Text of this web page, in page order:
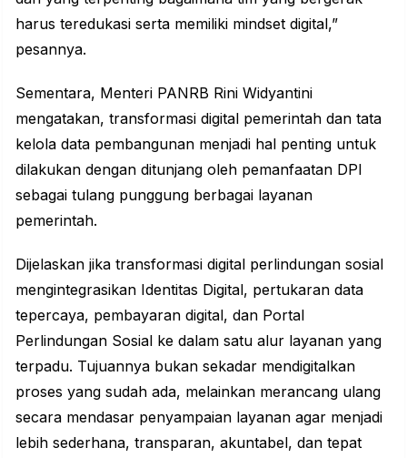
harus teredukasi serta memiliki mindset digital,”
pesannya.
Sementara, Menteri PANRB Rini Widyantini
mengatakan, transformasi digital pemerintah dan tata
kelola data pembangunan menjadi hal penting untuk
dilakukan dengan ditunjang oleh pemanfaatan DPI
sebagai tulang punggung berbagai layanan
pemerintah.
Dijelaskan jika transformasi digital perlindungan sosial
mengintegrasikan Identitas Digital, pertukaran data
tepercaya, pembayaran digital, dan Portal
Perlindungan Sosial ke dalam satu alur layanan yang
terpadu. Tujuannya bukan sekadar mendigitalkan
proses yang sudah ada, melainkan merancang ulang
secara mendasar penyampaian layanan agar menjadi
lebih sederhana, transparan, akuntabel, dan tepat